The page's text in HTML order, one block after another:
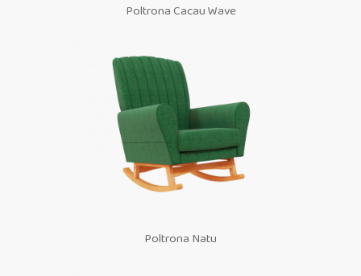
Poltrona Cacau Wave
Poltrona Natu